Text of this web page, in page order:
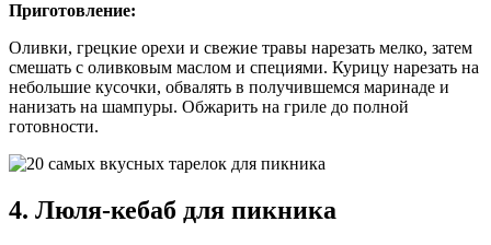
Приготовление:
Оливки, грецкие орехи и свежие травы нарезать мелко, затем
смешать с оливковым маслом и специями. Курицу нарезать на
небольшие кусочки, обвалять в получившемся маринаде и
нанизать на шампуры. Обжарить на гриле до полной
готовности.
4. Люля-кебаб для пикника